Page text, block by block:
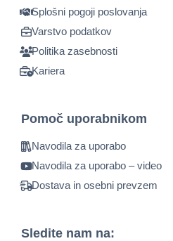
Splošni pogoji poslovanja
Varstvo podatkov
Politika zasebnosti
Kariera
Pomoč uporabnikom
Navodila za uporabo
Navodila za uporabo – video
Dostava in osebni prevzem
Sledite nam na: